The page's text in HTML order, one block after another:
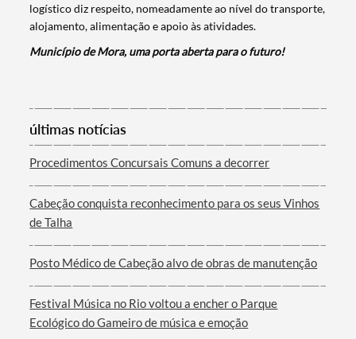
Categorias gerais
Filtros
logístico diz respeito, nomeadamente ao nível do transporte,
alojamento, alimentação e apoio às atividades.
Município de Mora, uma porta aberta para o futuro!
últimas notícias
Procedimentos Concursais Comuns a decorrer
Cabeção conquista reconhecimento para os seus Vinhos
de Talha
Posto Médico de Cabeção alvo de obras de manutenção
Festival Música no Rio voltou a encher o Parque
Ecológico do Gameiro de música e emoção